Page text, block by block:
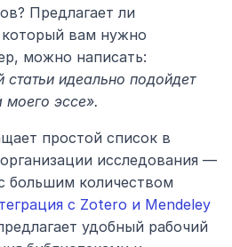
Предлагает ли
который вам нужно
статьи идеально подойдет
моего эссе».
простой список в
исследования —
большим количеством
с Zotero и Mendeley
удобный рабочий